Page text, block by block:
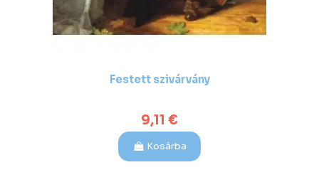
Festett szivárvány
9,11 €
Kosárba